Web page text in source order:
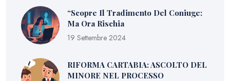
“Scopre Il Tradimento Del Coniuge:
Ma Ora Rischia
19 Settembre 2024
RIFORMA CARTABIA: ASCOLTO DEL
MINORE NEL PROCESSO